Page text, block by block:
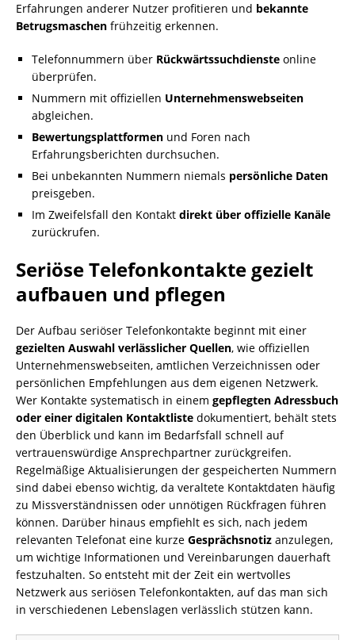
Erfahrungen anderer Nutzer profitieren und bekannte
Betrugsmaschen frühzeitig erkennen.
Telefonnummern über Rückwärtssuchdienste online
überprüfen.
Nummern mit offiziellen Unternehmenswebseiten
abgleichen.
Bewertungsplattformen und Foren nach
Erfahrungsberichten durchsuchen.
Bei unbekannten Nummern niemals persönliche Daten
preisgeben.
Im Zweifelsfall den Kontakt direkt über offizielle Kanäle
zurückrufen.
Seriöse Telefonkontakte gezielt
aufbauen und pflegen
Der Aufbau seriöser Telefonkontakte beginnt mit einer
gezielten Auswahl verlässlicher Quellen, wie offiziellen
Unternehmenswebseiten, amtlichen Verzeichnissen oder
persönlichen Empfehlungen aus dem eigenen Netzwerk.
Wer Kontakte systematisch in einem gepflegten Adressbuch
oder einer digitalen Kontaktliste dokumentiert, behält stets
den Überblick und kann im Bedarfsfall schnell auf
vertrauenswürdige Ansprechpartner zurückgreifen.
Regelmäßige Aktualisierungen der gespeicherten Nummern
sind dabei ebenso wichtig, da veraltete Kontaktdaten häufig
zu Missverständnissen oder unnötigen Rückfragen führen
können. Darüber hinaus empfiehlt es sich, nach jedem
relevanten Telefonat eine kurze Gesprächsnotiz anzulegen,
um wichtige Informationen und Vereinbarungen dauerhaft
festzuhalten. So entsteht mit der Zeit ein wertvolles
Netzwerk aus seriösen Telefonkontakten, auf das man sich
in verschiedenen Lebenslagen verlässlich stützen kann.